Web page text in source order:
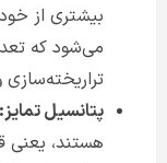
بیشتری از
می‌شود که
پتانسیل تمایز:
هستند، یعنی